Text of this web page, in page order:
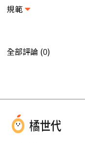
規範
全部評論 (0)